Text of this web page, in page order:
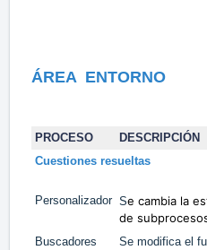
ÁREA ENTORNO
PROCESO DESCRIPCIÓN
Cuestiones resueltas
Personalizador Se cambia la
de
Buscadores
Se modifica el